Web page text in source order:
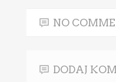
NO
DODAJ